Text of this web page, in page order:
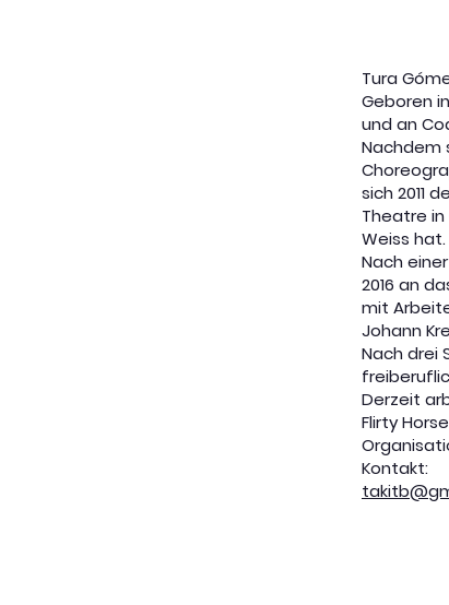
Tura
Geboren
und an
Nachdem
sich 2011
Theatre in
Weiss hat.
Nach
2016 an
mit
Johann
Nach drei
Derzeit
Flirty
Kontakt: